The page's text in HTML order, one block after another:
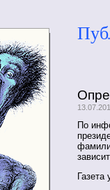
По